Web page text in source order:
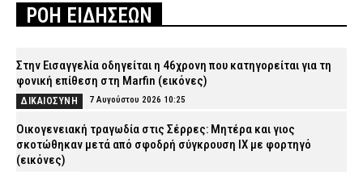
ΡΟΗ ΕΙΔΗΣΕΩΝ
Στην Εισαγγελία οδηγείται η 46χρονη που κατηγορείται για τη
φονική επίθεση στη Marfin (εικόνες)
ΔΙΚΑΙΟΣΥΝΗ 7 Αυγούστου 2026 10:25
Οικογενειακή τραγωδία στις Σέρρες: Μητέρα και γιος
σκοτώθηκαν μετά από σφοδρή σύγκρουση ΙΧ με φορτηγό
(εικόνες)